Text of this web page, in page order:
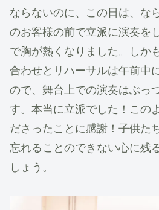
ならないのに、この日は、な
のお客様の前で立派に演奏を
で胸が熱くなりました。しか
合わせとリハーサルは午前中
ので、舞台上での演奏はぶっ
す。本当に立派でした！この
ださったことに感謝！子供た
忘れることのできない心に残
しょう。